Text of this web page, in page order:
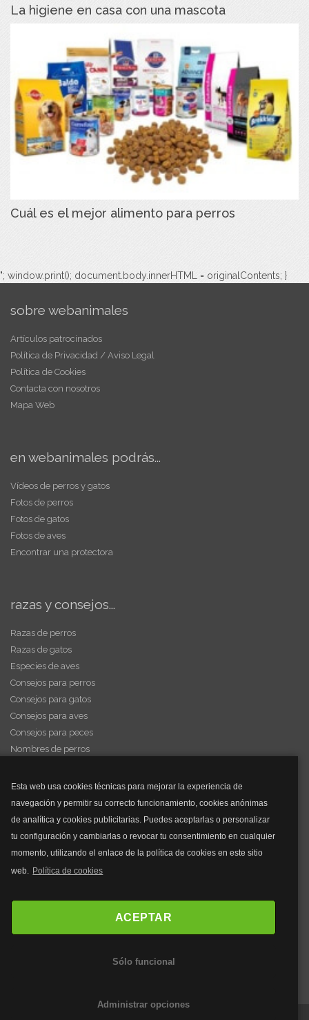
Esta web usa cookies técnicas para mejorar la experiencia de
navegación y permitir su correcto funcionamiento, cookies anónimas
de analítica y cookies publicitarias. Puedes aceptarlas o personalizar
tu configuración y cambiarlas o revocar tu consentimiento en cualquier
momento, utilizando el enlace de la política de cookies en este sitio
web. Política de cookies
ACEPTAR
Sólo funcional
Administrar opciones
La higiene en casa con una mascota
Cuál es el mejor alimento para perros
"; window.print(); document.body.innerHTML = originalContents; }
sobre webanimales
Artículos patrocinados
Política de Privacidad / Aviso Legal
Política de Cookies
Contacta con nosotros
Mapa Web
en webanimales podrás...
Vídeos de perros y gatos
Fotos de perros
Fotos de gatos
Fotos de aves
Encontrar una protectora
razas y consejos...
Razas de perros
Razas de gatos
Especies de aves
Consejos para perros
Consejos para gatos
Consejos para aves
Consejos para peces
Nombres de perros
y mucho más...